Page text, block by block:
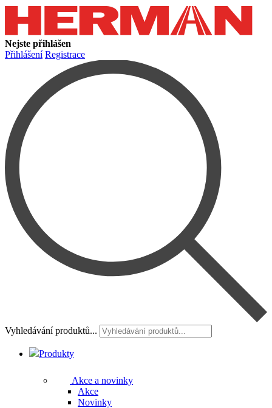
Nejste přihlášen
Přihlášení Registrace
Vyhledávání produktů...
Produkty
Akce a novinky
Akce
Novinky